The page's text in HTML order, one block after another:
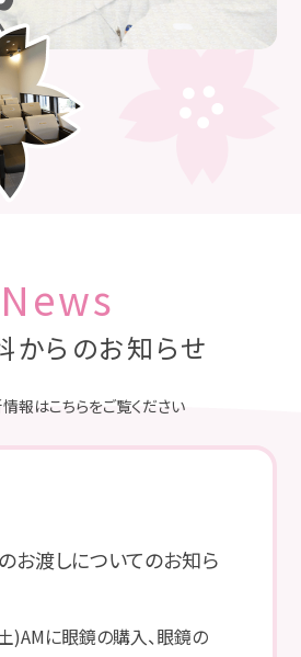
News
からのお知らせ
報はこちらをご覧ください
渡しについてのお知ら
)AMに眼鏡の購入、眼鏡の